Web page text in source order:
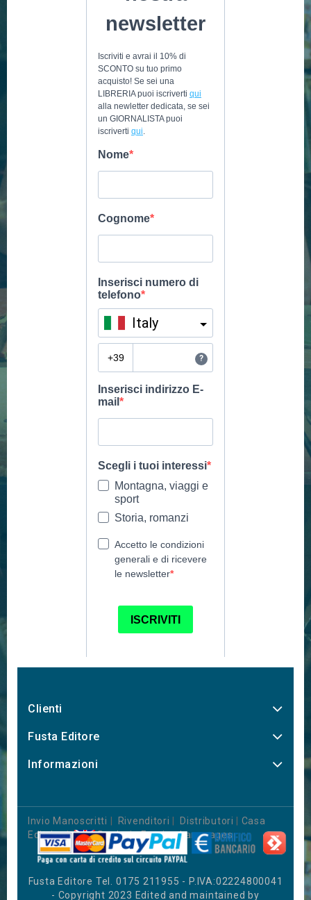
Clienti
Fusta Editore
Informazioni
Invio Manoscritti Rivenditori Distributori
Casa
Editrice| Books in Foreign Languages
Fusta Editore Tel. 0175 211955 - P.IVA:02224800041
- Copyright 2023 Edited and maintained by